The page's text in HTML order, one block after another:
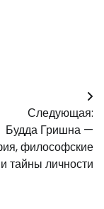
Следующая:
Будда Гришна —
философские
тайны личности